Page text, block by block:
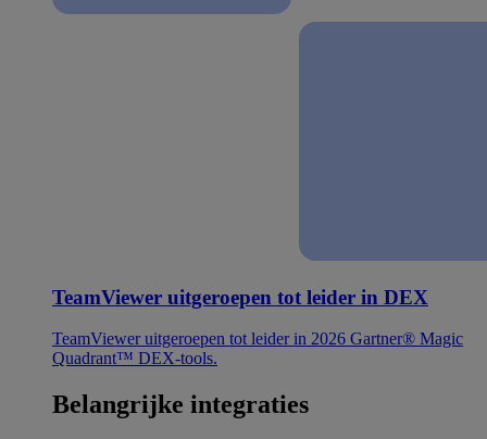
TeamViewer uitgeroepen tot leider in DEX
TeamViewer uitgeroepen tot leider in 2026 Gartner® Magic
Quadrant™ DEX-tools.
Belangrijke integraties